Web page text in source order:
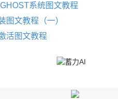
系统图文教程
图文教程（一）
活图文教程